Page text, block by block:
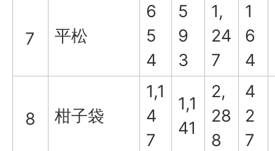
7 平松
6
5
4
5
9
3
1,
24
7
1
6
4
8 柑子袋
1,1
4
7
1,1
41
2,
28
8
4
2
7